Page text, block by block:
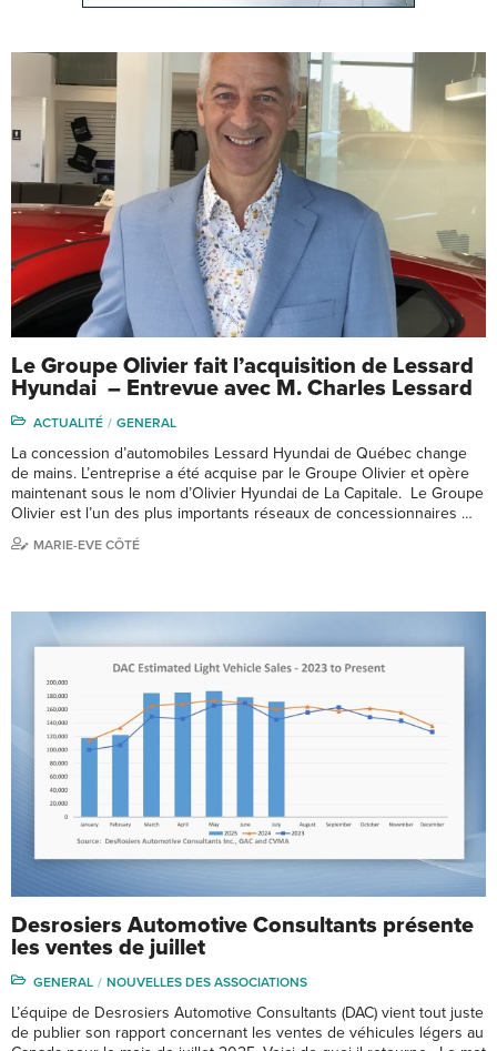
Le Groupe Olivier fait l’acquisition de Lessard
Hyundai – Entrevue avec M. Charles Lessard
ACTUALITÉ GENERAL
La concession d’automobiles Lessard Hyundai de Québec change
de mains. L’entreprise a été acquise par le Groupe Olivier et opère
maintenant sous le nom d’Olivier Hyundai de La Capitale. Le Groupe
Olivier est l’un des plus importants réseaux de concessionnaires …
MARIE-EVE CÔTÉ
Desrosiers Automotive Consultants présente
les ventes de juillet
GENERAL NOUVELLES DES ASSOCIATIONS
L’équipe de Desrosiers Automotive Consultants (DAC) vient tout juste
de publier son rapport concernant les ventes de véhicules légers au